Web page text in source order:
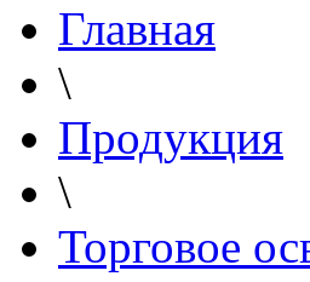
Главная
\
Продукция
\
Торговое